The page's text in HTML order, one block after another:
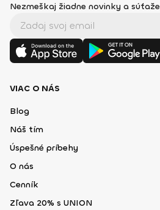
Nezmeškaj žiadne novinky a súťaže
VIAC O NÁS
Blog
Náš tím
Úspešné príbehy
O nás
Cenník
Zľava 20% s UNION